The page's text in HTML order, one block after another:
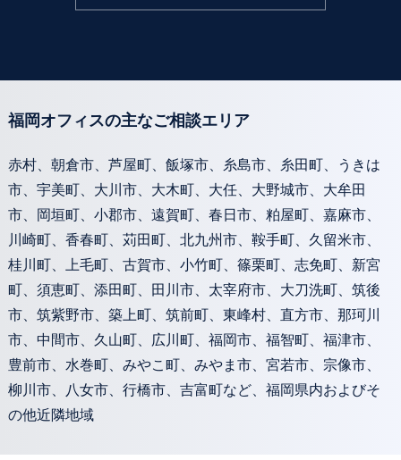
福岡オフィスの主なご相談エリア
赤村、朝倉市、芦屋町、飯塚市、糸島市、糸田町、うきは
市、宇美町、大川市、大木町、大任、大野城市、大牟田
市、岡垣町、小郡市、遠賀町、春日市、粕屋町、嘉麻市、
川崎町、香春町、苅田町、北九州市、鞍手町、久留米市、
桂川町、上毛町、古賀市、小竹町、篠栗町、志免町、新宮
町、須恵町、添田町、田川市、太宰府市、大刀洗町、筑後
市、筑紫野市、築上町、筑前町、東峰村、直方市、那珂川
市、中間市、久山町、広川町、福岡市、福智町、福津市、
豊前市、水巻町、みやこ町、みやま市、宮若市、宗像市、
柳川市、八女市、行橋市、吉富町など、福岡県内およびそ
の他近隣地域